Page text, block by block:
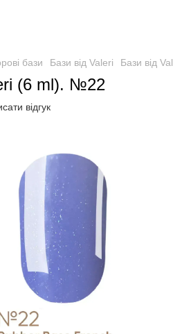
бази Бази від Valeri Бази від
(6 ml). №22
відгук